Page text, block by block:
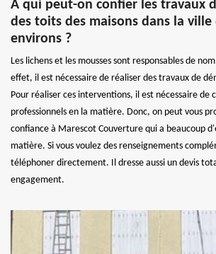
À qui peut-on confier les travaux
des toits des maisons dans la ville
environs ?
Les lichens et les mousses sont responsables de
effet, il est nécessaire de réaliser des travaux de
Pour réaliser ces interventions, il est nécessaire de
professionnels en la matière. Donc, on peut vous
confiance à Marescot Couverture qui a beaucoup
matière. Si vous voulez des renseignements
téléphoner directement. Il dresse aussi un devis
engagement.